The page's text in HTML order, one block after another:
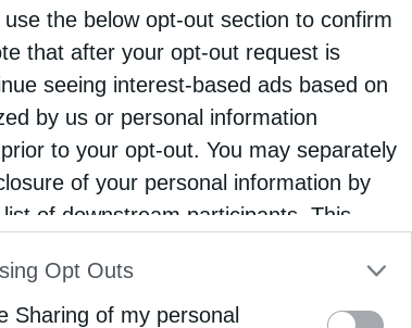
the below opt-out section to confirm
that after your opt-out request is
seeing interest-based ads based on
by us or personal information
to your opt-out. You may separately
of your personal information by
of downstream participants. This
Participantsthat may further disclose it to
Opt Outs
Sharing of my personal
στον Ναό της
Τάφο και ο οποίος σώζεται
τα ιερά προσκυνήματα
τους.
Πέρσες τον θεώρησαν μαγικό
την πραγματική του φύση